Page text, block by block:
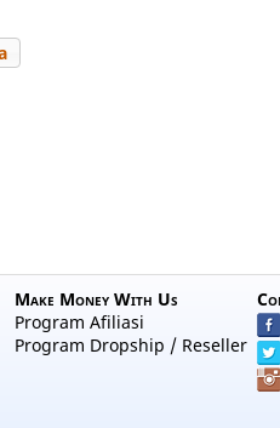
Make Money With Us
Program Afiliasi
Program Dropship / Reseller